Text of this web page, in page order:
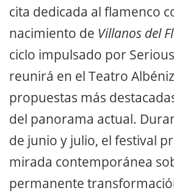
cita dedicada al flamenco
nacimiento de Villanos del
ciclo impulsado por
reunirá en el Teatro
propuestas más
del panorama actual.
de junio y julio, el festival
mirada contemporánea
permanente